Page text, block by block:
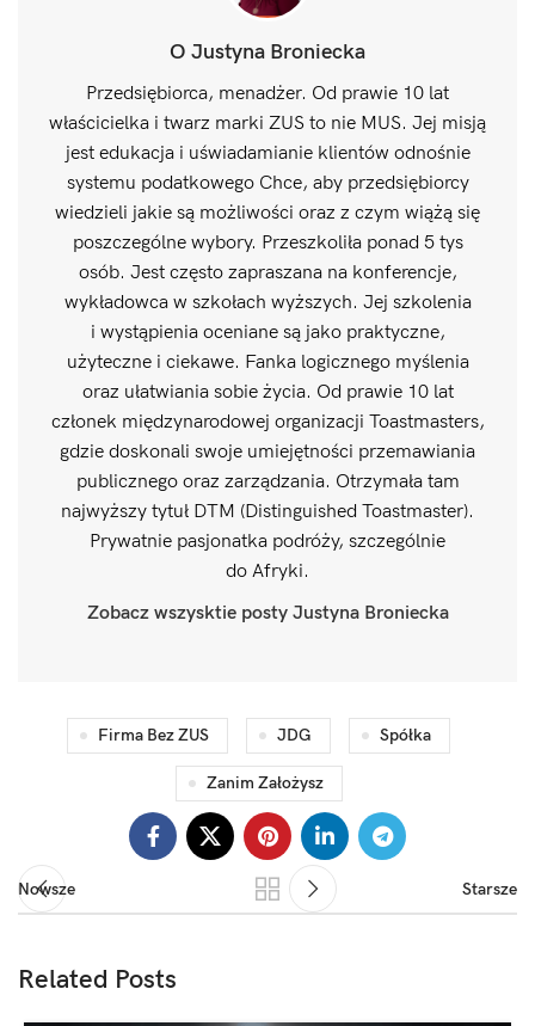
O Justyna Broniecka
Przedsiębiorca, menadżer. Od prawie 10 lat
właścicielka i twarz marki ZUS to nie MUS. Jej misją
jest edukacja i uświadamianie klientów odnośnie
systemu podatkowego Chce, aby przedsiębiorcy
wiedzieli jakie są możliwości oraz z czym wiążą się
poszczególne wybory. Przeszkoliła ponad 5 tys
osób. Jest często zapraszana na konferencje,
wykładowca w szkołach wyższych. Jej szkolenia
i wystąpienia oceniane są jako praktyczne,
użyteczne i ciekawe. Fanka logicznego myślenia
oraz ułatwiania sobie życia. Od prawie 10 lat
członek międzynarodowej organizacji Toastmasters,
gdzie doskonali swoje umiejętności przemawiania
publicznego oraz zarządzania. Otrzymała tam
najwyższy tytuł DTM (Distinguished Toastmaster).
Prywatnie pasjonatka podróży, szczególnie
do Afryki.
Zobacz wszysktie posty Justyna Broniecka
Firma Bez ZUS JDG Spółka
Zanim Założysz
Nowsze Starsze
Related Posts